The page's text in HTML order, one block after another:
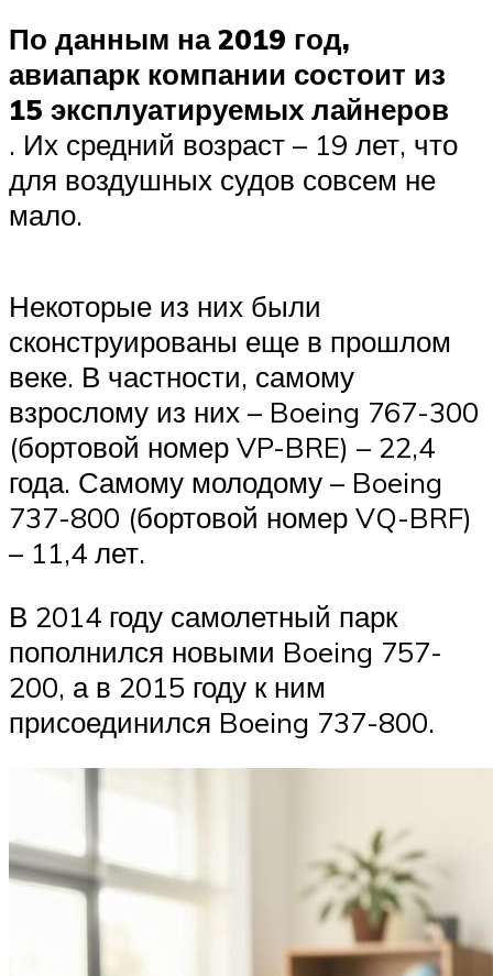
По данным на 2019 год,
авиапарк компании состоит из
15 эксплуатируемых лайнеров
. Их средний возраст – 19 лет, что
для воздушных судов совсем не
мало.
Некоторые из них были
сконструированы еще в прошлом
веке. В частности, самому
взрослому из них – Boeing 767-300
(бортовой номер VP-BRE) – 22,4
года. Самому молодому – Boeing
737-800 (бортовой номер VQ-BRF)
– 11,4 лет.
В 2014 году самолетный парк
пополнился новыми Boeing 757-
200, а в 2015 году к ним
присоединился Boeing 737-800.